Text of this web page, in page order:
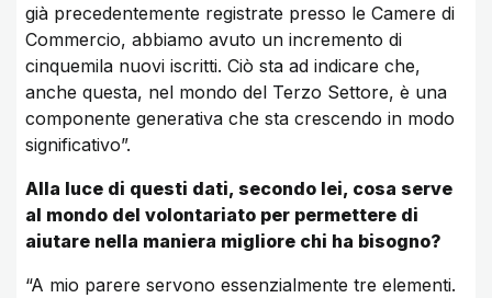
già precedentemente registrate presso le Camere di
Commercio, abbiamo avuto un incremento di
cinquemila nuovi iscritti. Ciò sta ad indicare che,
anche questa, nel mondo del Terzo Settore, è una
componente generativa che sta crescendo in modo
significativo”.
Alla luce di questi dati, secondo lei, cosa serve
al mondo del volontariato per permettere di
aiutare nella maniera migliore chi ha bisogno?
“A mio parere servono essenzialmente tre elementi.